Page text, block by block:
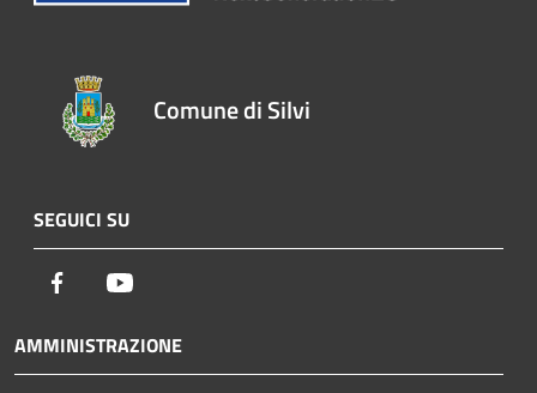
Comune di Silvi
SEGUICI SU
Facebook
AMMINISTRAZIONE